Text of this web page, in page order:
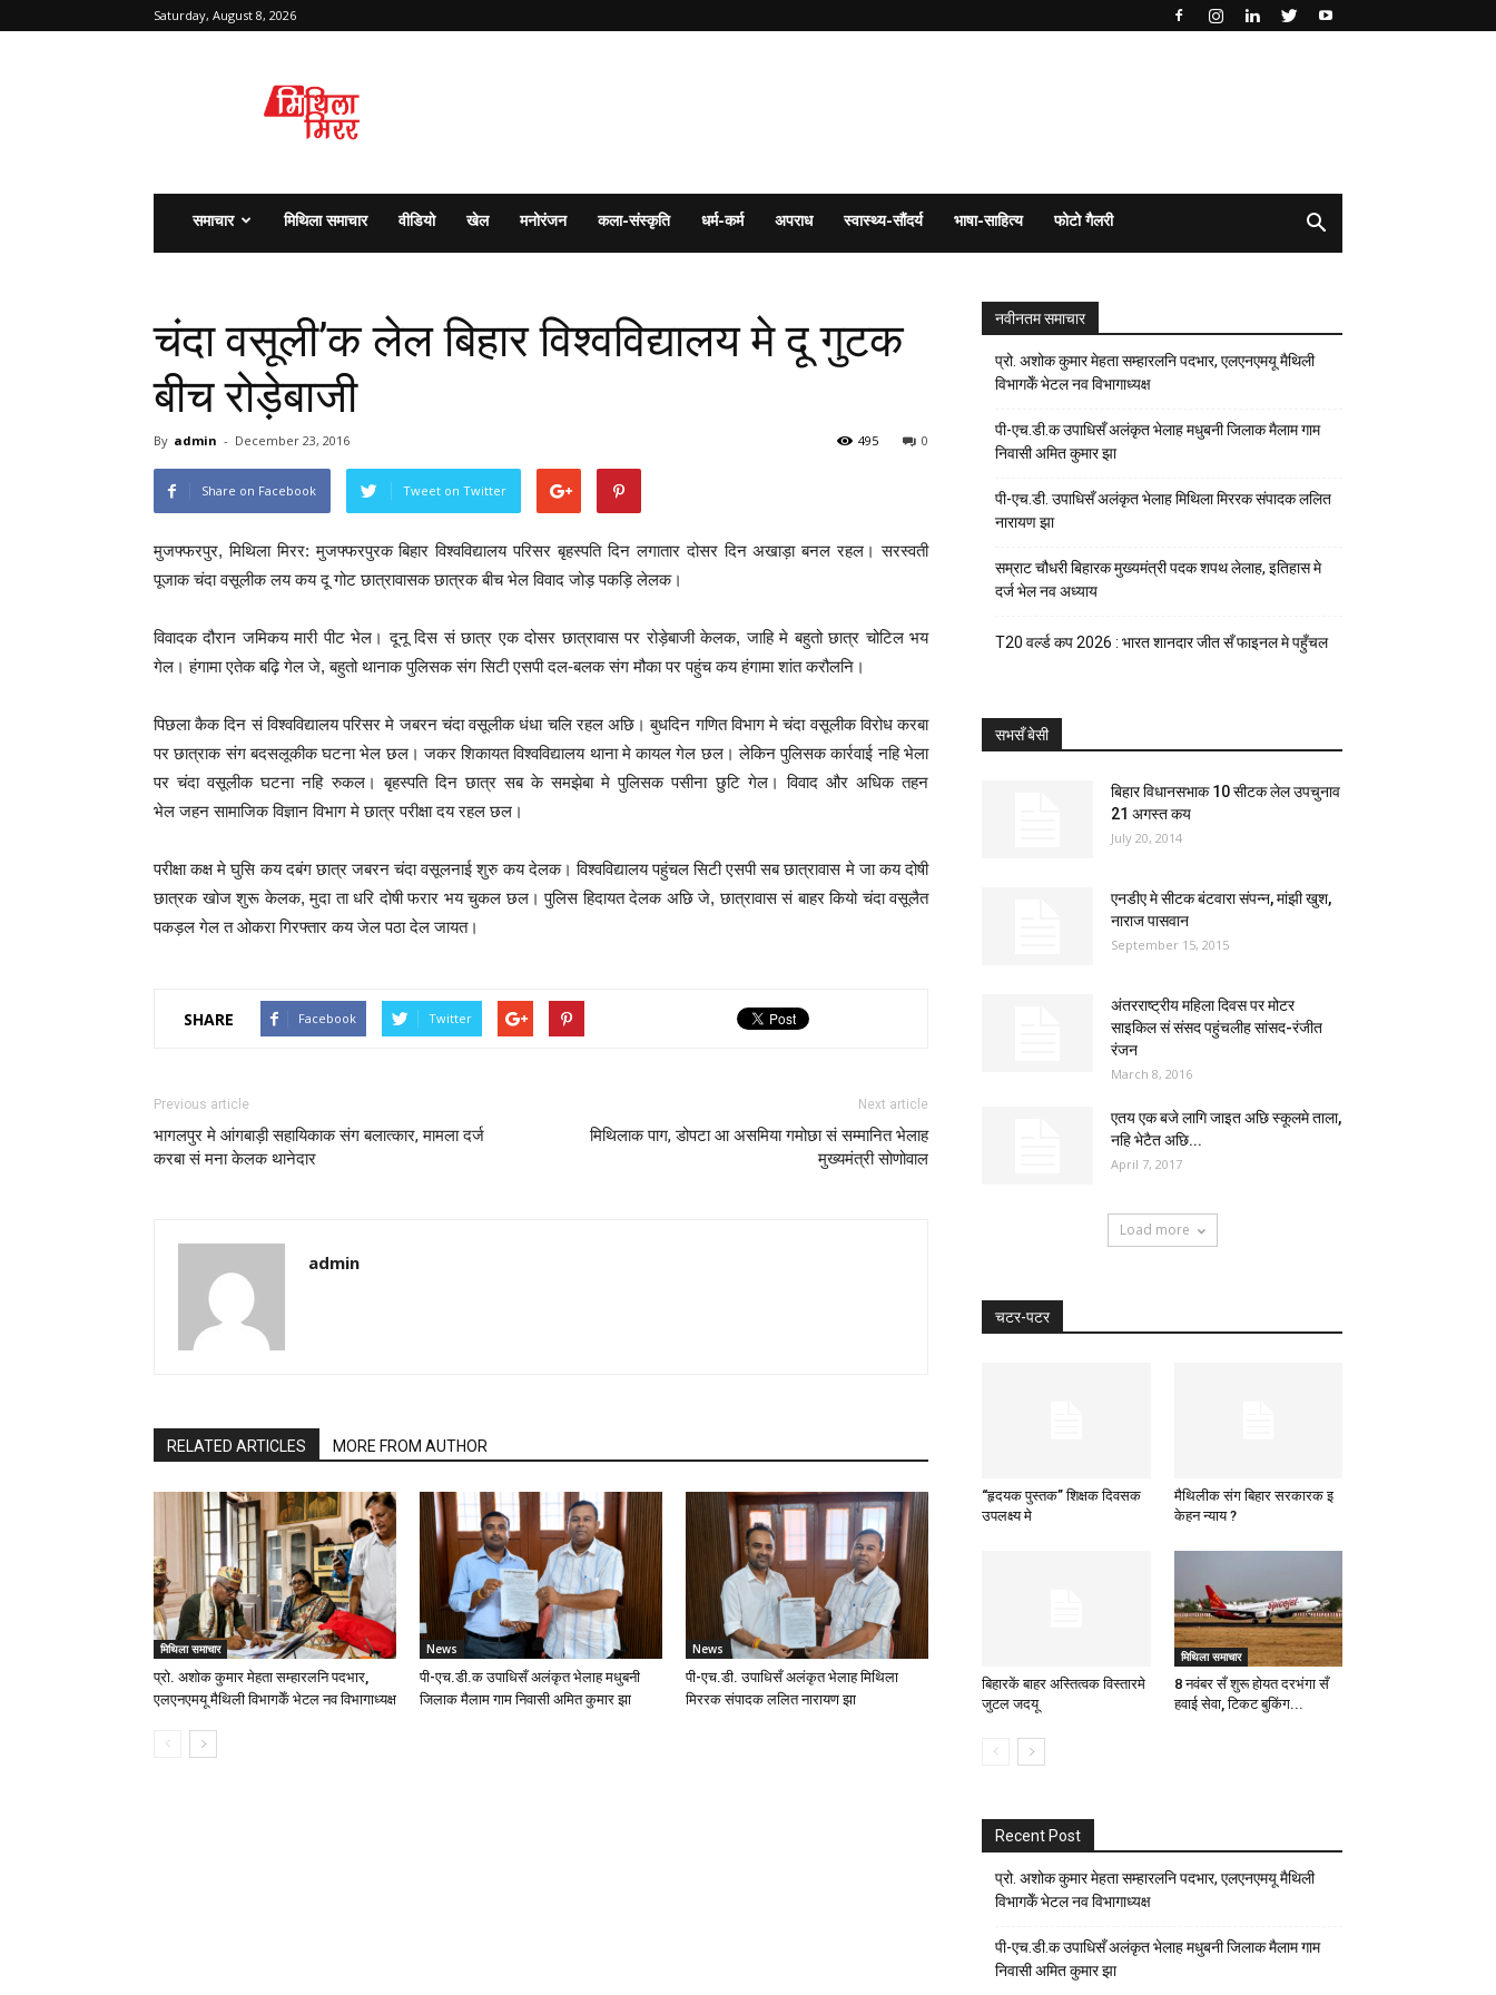
Saturday, August 8, 2026
समाचार मिथिला समाचार वीडियो खेल मनोरंजन कला-संस्कृति धर्म-कर्म अपराध स्वास्थ्य-सौंदर्य भाषा-साहित्य फोटो गैलरी
चंदा वसूली’क लेल बिहार विश्वविद्यालय मे दू गुटक
बीच रोड़ेबाजी
By admin - December 23, 2016 0
495
Share on Facebook Tweet on Twitter
मुजफ्फरपुर, मिथिला मिरर: मुजफ्फरपुरक बिहार विश्वविद्यालय परिसर बृहस्पति दिन लगातार दोसर दिन अखाड़ा बनल रहल। सरस्वती
पूजाक चंदा वसूलीक लय कय दू गोट छात्रावासक छात्रक बीच भेल विवाद जोड़ पकड़ि लेलक।
विवादक दौरान जमिकय मारी पीट भेल। दूनू दिस सं छात्र एक दोसर छात्रावास पर रोड़ेबाजी केलक, जाहि मे बहुतो छात्र चोटिल भय
गेल। हंगामा एतेक बढ़ि गेल जे, बहुतो थानाक पुलिसक संग सिटी एसपी दल-बलक संग मौका पर पहुंच कय हंगामा शांत करौलनि।
पिछला कैक दिन सं विश्वविद्यालय परिसर मे जबरन चंदा वसूलीक धंधा चलि रहल अछि। बुधदिन गणित विभाग मे चंदा वसूलीक विरोध करबा
पर छात्राक संग बदसलूकीक घटना भेल छल। जकर शिकायत विश्वविद्यालय थाना मे कायल गेल छल। लेकिन पुलिसक कार्रवाई नहि भेला
पर चंदा वसूलीक घटना नहि रुकल। बृहस्पति दिन छात्र सब के समझेबा मे पुलिसक पसीना छुटि गेल। विवाद और अधिक तहन
भेल जहन सामाजिक विज्ञान विभाग मे छात्र परीक्षा दय रहल छल।
परीक्षा कक्ष मे घुसि कय दबंग छात्र जबरन चंदा वसूलनाई शुरु कय देलक। विश्वविद्यालय पहुंचल सिटी एसपी सब छात्रावास मे जा कय दोषी
छात्रक खोज शुरू केलक, मुदा ता धरि दोषी फरार भय चुकल छल। पुलिस हिदायत देलक अछि जे, छात्रावास सं बाहर कियो चंदा वसूलैत
पकड़ल गेल त ओकरा गिरफ्तार कय जेल पठा देल जायत।
SHARE Facebook Twitter
Previous article
भागलपुर मे आंगबाड़ी सहायिकाक संग बलात्कार, मामला दर्ज
करबा सं मना केलक थानेदार
Next article
मिथिलाक पाग, डोपटा आ असमिया गमोछा सं सम्मानित भेलाह
मुख्यमंत्री सोणोवाल
admin
RELATED ARTICLES MORE FROM AUTHOR
मिथिला समाचार
प्रो. अशोक कुमार मेहता सम्हारलनि पदभार,
एलएनएमयू मैथिली विभागकेँ भेटल नव विभागाध्यक्ष
News
पी-एच.डी.क उपाधिसँ अलंकृत भेलाह मधुबनी
जिलाक मैलाम गाम निवासी अमित कुमार झा
News
पी-एच.डी. उपाधिसँ अलंकृत भेलाह मिथिला
मिररक संपादक ललित नारायण झा
नवीनतम समाचार
प्रो. अशोक कुमार मेहता सम्हारलनि पदभार, एलएनएमयू मैथिली
विभागकेँ भेटल नव विभागाध्यक्ष
पी-एच.डी.क उपाधिसँ अलंकृत भेलाह मधुबनी जिलाक मैलाम गाम
निवासी अमित कुमार झा
पी-एच.डी. उपाधिसँ अलंकृत भेलाह मिथिला मिररक संपादक ललित
नारायण झा
सम्राट चौधरी बिहारक मुख्यमंत्री पदक शपथ लेलाह, इतिहास मे
दर्ज भेल नव अध्याय
T20 वर्ल्ड कप 2026 : भारत शानदार जीत सँ फाइनल मे पहुँचल
सभसँ बेसी
बिहार विधानसभाक 10 सीटक लेल उपचुनाव
21 अगस्त कय
July 20, 2014
एनडीए मे सीटक बंटवारा संपन्न, मांझी खुश,
नाराज पासवान
September 15, 2015
अंतरराष्ट्रीय महिला दिवस पर मोटर
साइकिल सं संसद पहुंचलीह सांसद-रंजीत
रंजन
March 8, 2016
एतय एक बजे लागि जाइत अछि स्कूलमे ताला,
नहि भेटैत अछि...
April 7, 2017
Load more
चटर-पटर
“हृदयक पुस्तक” शिक्षक दिवसक
उपलक्ष्य मे
मैथिलीक संग बिहार सरकारक इ
केहन न्याय ?
बिहारकें बाहर अस्तित्वक विस्तारमे
जुटल जदयू
मिथिला समाचार
8 नवंबर सँ शुरू होयत दरभंगा सँ
हवाई सेवा, टिकट बुकिंग...
Recent Post
प्रो. अशोक कुमार मेहता सम्हारलनि पदभार, एलएनएमयू मैथिली
विभागकेँ भेटल नव विभागाध्यक्ष
पी-एच.डी.क उपाधिसँ अलंकृत भेलाह मधुबनी जिलाक मैलाम गाम
निवासी अमित कुमार झा